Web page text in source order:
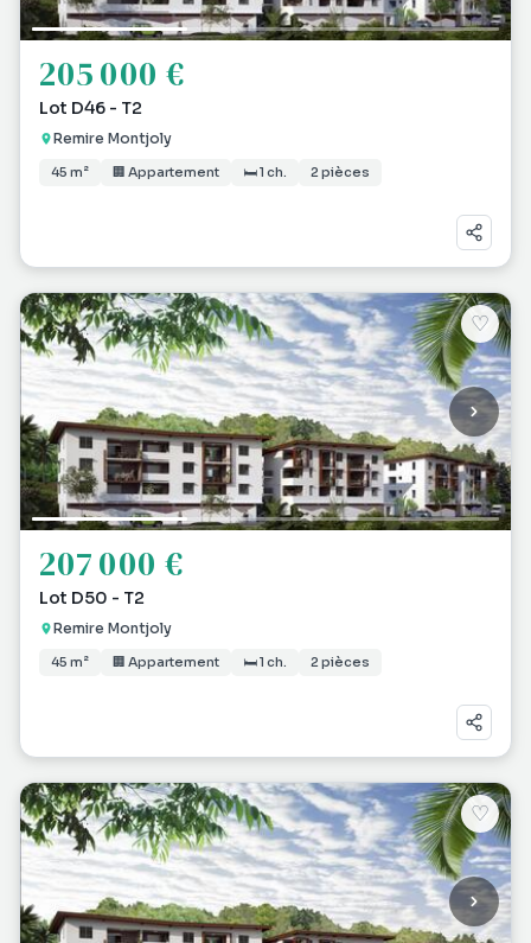
205 000 €
Lot D46 - T2
Remire Montjoly
45 m² 🏢 Appartement 🛏 1 ch. 2 pièces
♡
207 000 €
Lot D50 - T2
Remire Montjoly
45 m² 🏢 Appartement 🛏 1 ch. 2 pièces
♡